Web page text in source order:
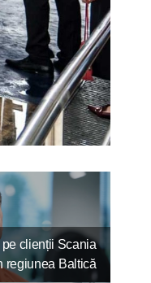
clienții Scania
regiunea Baltică